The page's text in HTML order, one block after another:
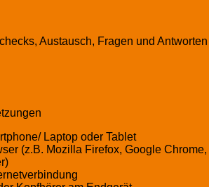
Austausch, Fragen und Antworten
Laptop oder Tablet
(z.B. Mozilla Firefox, Google Chrome,